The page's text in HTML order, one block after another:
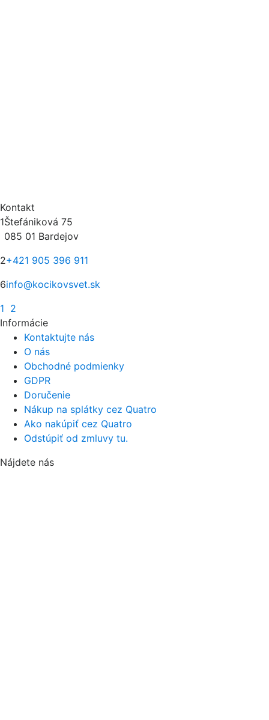
Kontakt
1Štefániková 75
085 01 Bardejov
2+421 905 396 911
6info@kocikovsvet.sk
1 2
Informácie
Kontaktujte nás
O nás
Obchodné podmienky
GDPR
Doručenie
Nákup na splátky cez Quatro
Ako nakúpiť cez Quatro
Odstúpiť od zmluvy tu.
Nájdete nás